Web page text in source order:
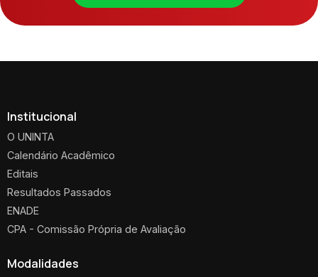
Institucional
O UNINTA
Calendário Acadêmico
Editais
Resultados Passados
ENADE
CPA - Comissão Própria de Avaliação
Modalidades